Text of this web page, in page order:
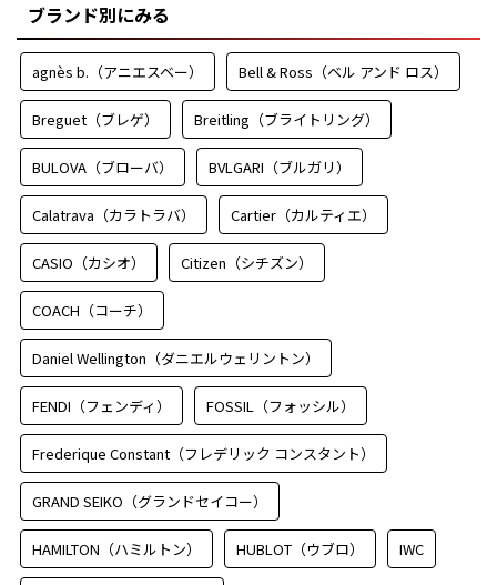
ブランド別にみる
agnès b.（アニエスベー） Bell & Ross（ベル アンド ロス）
Breguet（ブレゲ） Breitling（ブライトリング）
BULOVA（ブローバ） BVLGARI（ブルガリ）
Calatrava（カラトラバ） Cartier（カルティエ）
CASIO（カシオ） Citizen（シチズン）
COACH（コーチ）
Daniel Wellington（ダニエルウェリントン）
FENDI（フェンディ） FOSSIL（フォッシル）
Frederique Constant（フレデリック コンスタント）
GRAND SEIKO（グランドセイコー）
HAMILTON（ハミルトン） HUBLOT（ウブロ） IWC